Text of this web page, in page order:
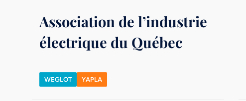
Association de l’industrie
électrique du Québec
WEGLOT YAPLA